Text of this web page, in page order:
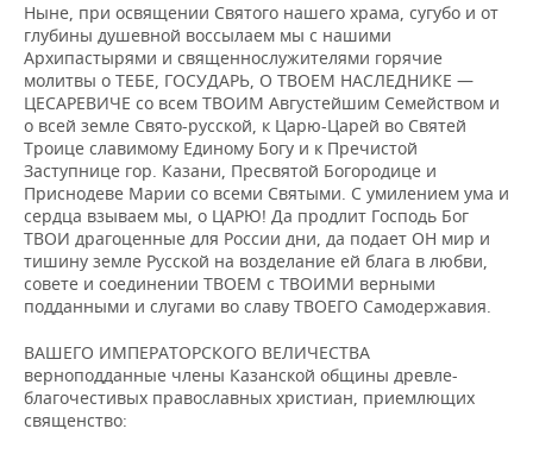
Ныне, при освящении Святого нашего храма, сугубо и от
глубины душевной воссылаем мы с нашими
Архипастырями и священнослужителями горячие
молитвы о ТЕБЕ, ГОСУДАРЬ, О ТВОЕМ НАСЛЕДНИКЕ —
ЦЕСАРЕВИЧЕ со всем ТВОИМ Августейшим Семейством и
о всей земле Свято-русской, к Царю-Царей во Святей
Троице славимому Единому Богу и к Пречистой
Заступнице гор. Казани, Пресвятой Богородице и
Приснодеве Марии со всеми Святыми. С умилением ума и
сердца взываем мы, о ЦАРЮ! Да продлит Господь Бог
ТВОИ драгоценные для России дни, да подает ОН мир и
тишину земле Русской на возделание ей блага в любви,
совете и соединении ТВОЕМ с ТВОИМИ верными
подданными и слугами во славу ТВОЕГО Самодержавия.
ВАШЕГО ИМПЕРАТОРСКОГО ВЕЛИЧЕСТВА
верноподданные члены Казанской общины древле-
благочестивых православных христиан, приемлющих
священство: